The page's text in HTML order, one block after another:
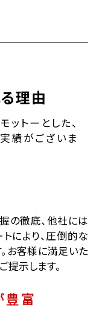
理由
ットーとした、
績がございま
の徹底、他社には
により、圧倒的な
お客様に満足いた
示します。
豊富